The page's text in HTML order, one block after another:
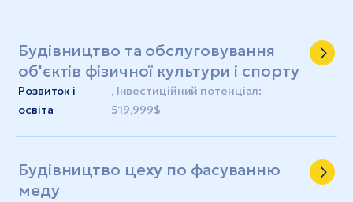
Будівництво та обслуговування
об'єктів фізичної культури і спорту
Розвиток і
освіта
, Інвестиційний потенціал:
519,999$
Будівництво цеху по фасуванню
меду